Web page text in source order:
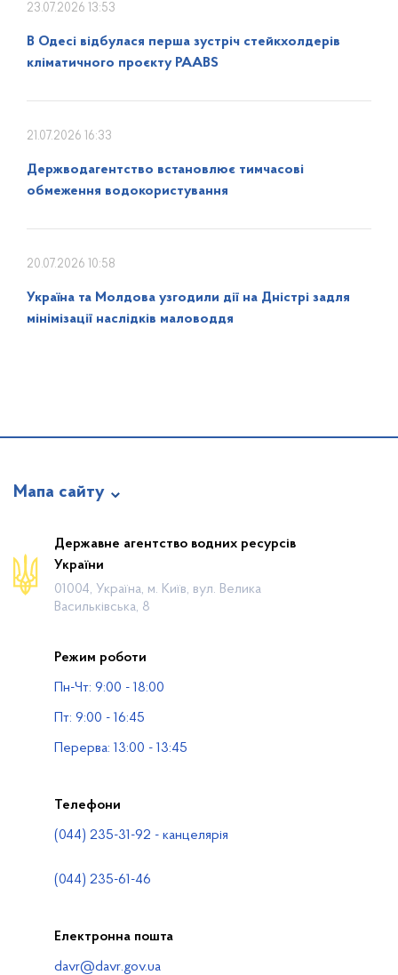
23.07.2026 13:53
В Одесі відбулася перша зустріч стейкхолдерів
кліматичного проєкту PAABS
21.07.2026 16:33
Держводагентство встановлює тимчасові
обмеження водокористування
20.07.2026 10:58
Україна та Молдова узгодили дії на Дністрі задля
мінімізації наслідків маловоддя
Мапа сайту
Про відомство
Діяльність
Громадянам
Публічна інформація
Водогосподарські організації
Державне агентство водних ресурсів
України
01004, Україна, м. Київ, вул. Велика
Васильківська, 8
Режим роботи
Пн-Чт: 9:00 - 18:00
Пт: 9:00 - 16:45
Перерва: 13:00 - 13:45
Телефони
(044) 235-31-92 - канцелярія
(044) 235-61-46
Електронна пошта
davr@davr.gov.ua